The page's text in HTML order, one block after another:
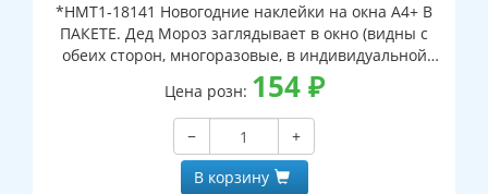
*НМТ1-18141 Новогодние наклейки на окна А4+ В
ПАКЕТЕ. Дед Мороз заглядывает в окно (видны с
обеих сторон, многоразовые, в индивидуальной
упаковке, с европодвесом и клеевым клапаном)
Цена розн: 154₽
−
+
В корзину